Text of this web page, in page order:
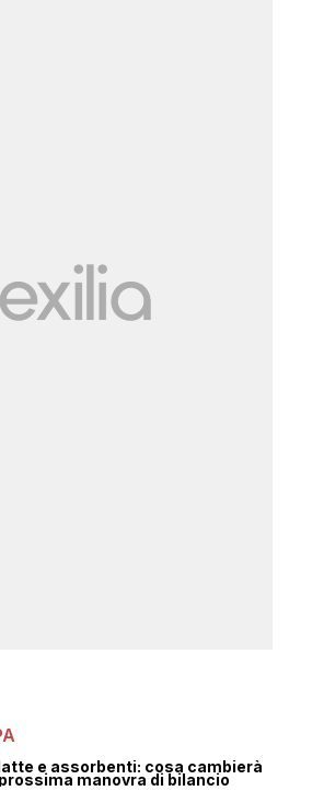
e assorbenti: cosa cambierà
manovra di bilancio